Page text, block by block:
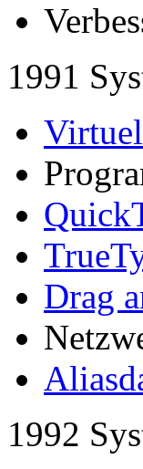
1991
Drag
1992